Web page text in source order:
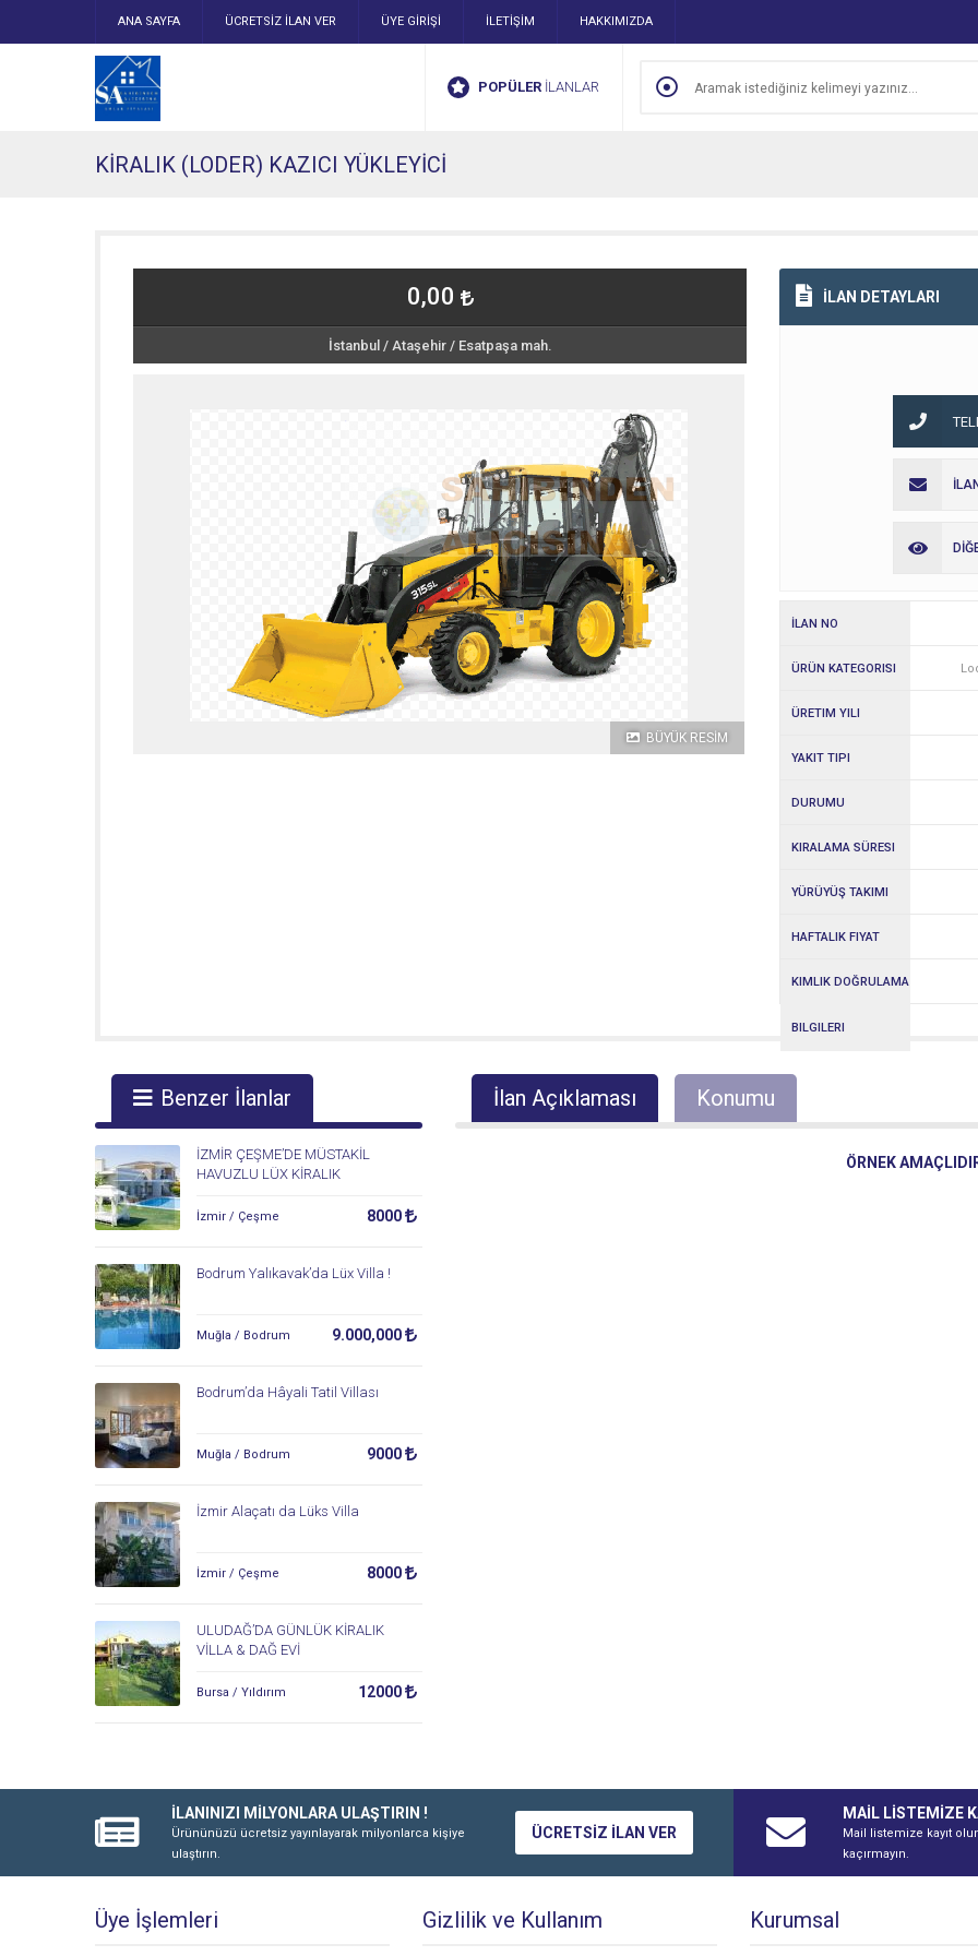
ANA SAYFA ÜCRETSİZ İLAN VER ÜYE GİRİŞİ İLETİŞİM HAKKIMIZDA
POPÜLER İLANLAR
KİRALIK (LODER) KAZICI YÜKLEYİCİ
0,00
İstanbul / Ataşehir/ Esatpaşa mah.
BÜYÜK RESİM
İLAN DETAYLARI
İLAN NO
ÜRÜN KATEGORISI
ÜRETIM YILI
YAKIT TIPI
DURUMU
KIRALAMA SÜRESI
YÜRÜYÜŞ TAKIMI
HAFTALIK FIYAT
KIMLIK DOĞRULAMA
BILGILERI
İlan Açıklaması Konumu
ÖRNEK
Benzer İlanlar
İZMİR ÇEŞME’DE MÜSTAKİL
HAVUZLU LÜX KİRALIK
İzmir / Çeşme 8000
Bodrum Yalıkavak’da Lüx Villa !
Muğla / Bodrum 9.000,000
Bodrum’da Hâyali Tatil Villası
Muğla / Bodrum 9000
İzmir Alaçatı da Lüks Villa
İzmir / Çeşme 8000
ULUDAĞ’DA GÜNLÜK KİRALIK
VİLLA & DAĞ EVİ
Bursa / Yıldırım 12000
İLANINIZI MİLYONLARA ULAŞTIRIN !
Ürününüzü ücretsiz yayınlayarak milyonlarca kişiye
ulaştırın.
ÜCRETSİZ İLAN VER
MAİL LİSTEMİZE
Mail listemize kayıt
kaçırmayın.
Üye İşlemleri Gizlilik ve Kullanım Kurumsal